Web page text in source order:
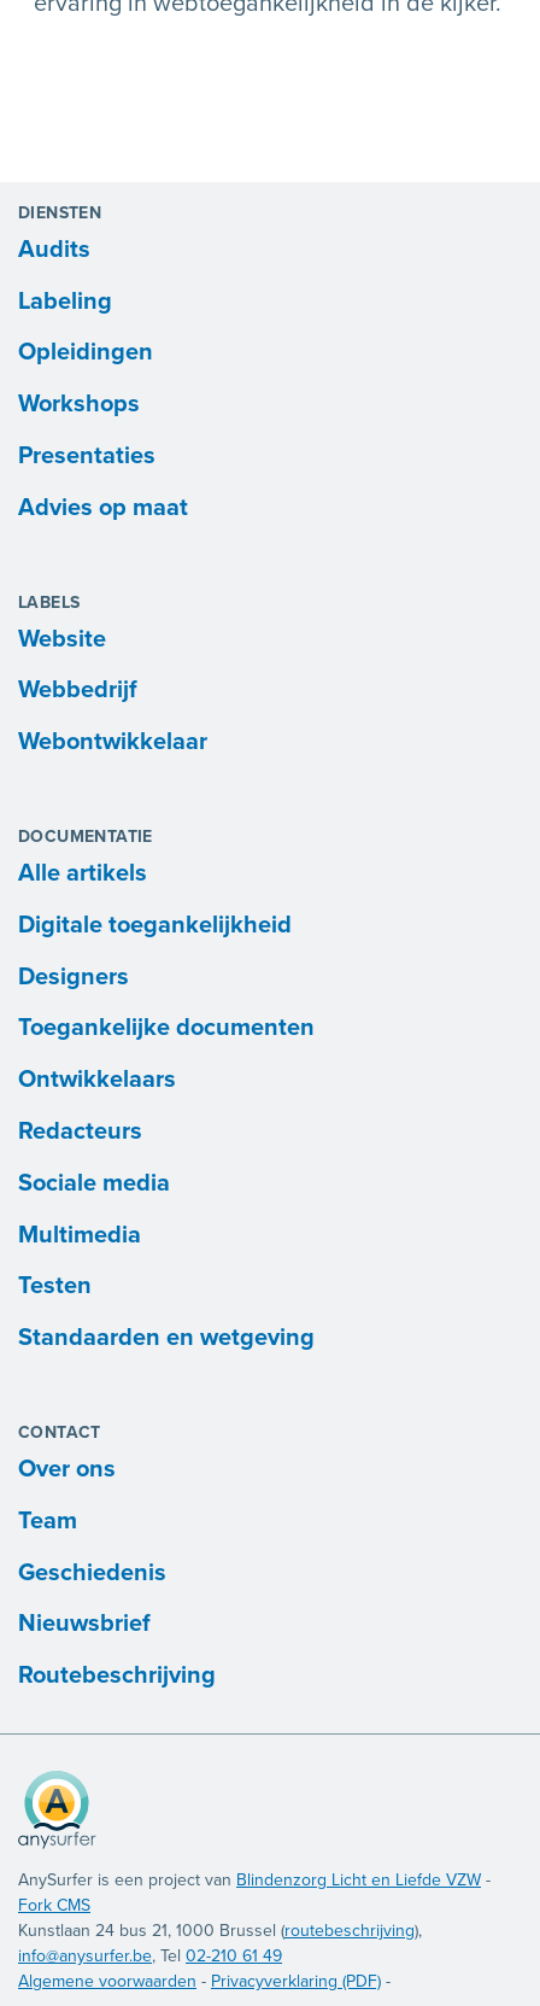
DIENSTEN
Audits
Labeling
Opleidingen
Workshops
Presentaties
Advies op maat
LABELS
Website
Webbedrijf
Webontwikkelaar
DOCUMENTATIE
Alle artikels
Digitale toegankelijkheid
Designers
Toegankelijke documenten
Ontwikkelaars
Redacteurs
Sociale media
Multimedia
Testen
Standaarden en wetgeving
CONTACT
Over ons
Team
Geschiedenis
Nieuwsbrief
Routebeschrijving
AnySurfer is een project van Blindenzorg Licht en Liefde VZW -
Fork CMS
Kunstlaan 24 bus 21, 1000 Brussel (routebeschrijving),
info@anysurfer.be, Tel 02-210 61 49
Algemene voorwaarden - Privacyverklaring (PDF) -